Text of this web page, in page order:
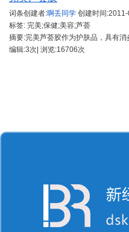
词条创建者:啊丢同学 创建时间:
标签: 完美;保健;美容;芦荟
摘要:完美芦荟胶作为护肤品，具有
编辑:3次| 浏览:16706次